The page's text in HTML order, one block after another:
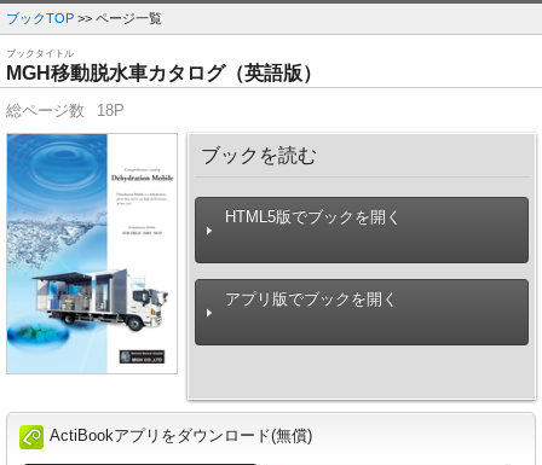
ブックTOP >> ページ一覧
ブックタイトル
MGH移動脱水車カタログ（英語版）
総ページ数 18P
ブックを読む
HTML5版でブックを開く
アプリ版でブックを開く
ActiBookアプリをダウンロード(無償)